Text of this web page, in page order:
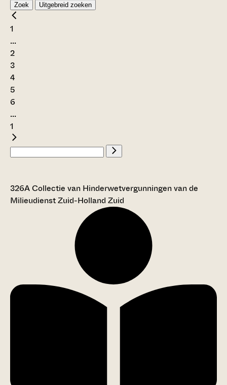
Zoek Uitgebreid zoeken
1
...
2
3
4
5
6
...
1
326A Collectie van Hinderwetvergunningen van de
Milieudienst Zuid-Holland Zuid